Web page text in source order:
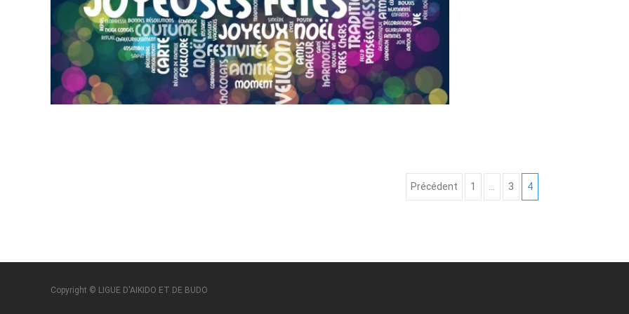
Précédent 1 3 4
Copyright © LIGUE D'AIKIDO ET DE BUDO